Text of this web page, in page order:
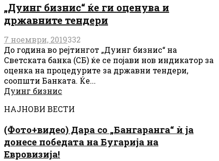
„Дуинг бизнис“ ќе ги оценува и
државните тендери
7 ноември, 2019332
До година во рејтингот „Дуинг бизнис“ на
Светската банка (СБ) ќе се појави нов индикатор за
оценка на процедурите за државни тендери,
соопшти Банката. Ќе...
Дуинг бизнис
НАЈНОВИ ВЕСТИ
(Фото+видео) Дара со „Бангаранга“ ѝ ја
донесе победата на Бугарија на
Евровизија!